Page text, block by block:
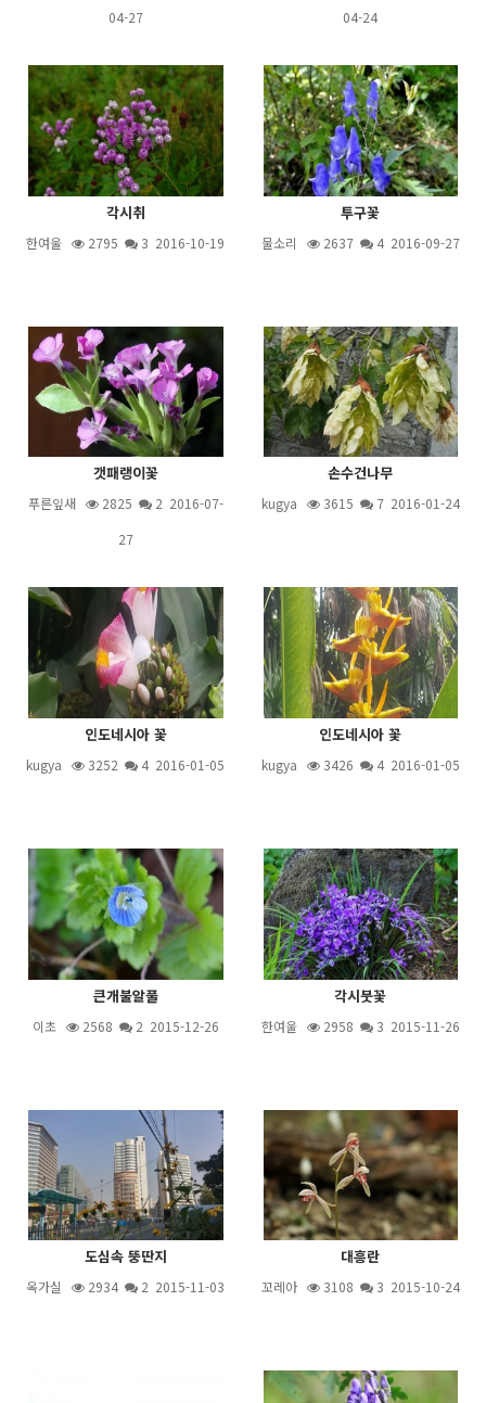
04-27
04-24
각시취
한여울 2795 3 2016-10-19
투구꽃
물소리 2637 42016-09-27
갯패랭이꽃
푸른잎새 2825 22016-07-
27
손수건나무
kugya 3615 72016-01-24
인도네시아 꽃
kugya 3252 4 2016-01-05
인도네시아 꽃
kugya 3426 42016-01-05
큰개불알풀
이초 2568 2 2015-12-26
각시붓꽃
한여울 2958 3 2015-11-26
도심속 뚱딴지
옥가실 2934 2 2015-11-03
대흥란
꼬레아 3108 3 2015-10-24